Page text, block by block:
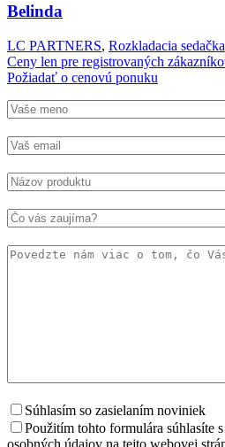
Belinda
LC PARTNERS, Rozkladacia sedačka
Ceny len pre registrovaných
Požiadať o cenovú ponuku
Súhlasím so zasielaním noviniek
Použitím tohto formulára súhlasíte
osobných údajov na tejto webovej